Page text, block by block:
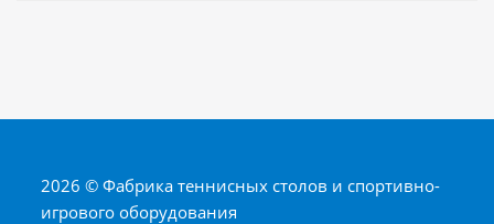
2026 © Фабрика теннисных столов и спортивно-
игрового оборудования